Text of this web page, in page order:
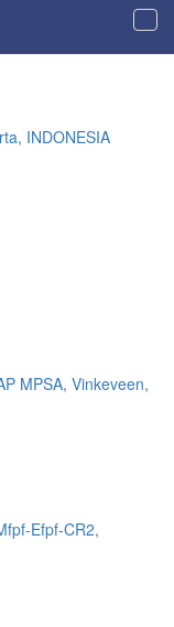
INDONESIA
MPSA, Vinkeveen,
Efpf-CR2,